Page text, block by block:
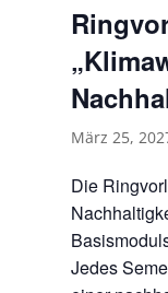
März 25,
Die
Jedes